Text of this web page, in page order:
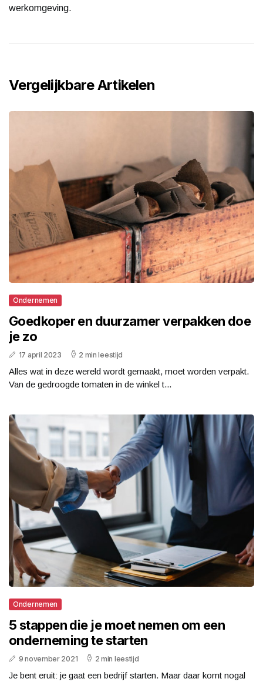
werkomgeving.
Vergelijkbare Artikelen
Ondernemen
Goedkoper en duurzamer verpakken doe
je zo
17 april 2023 2 min leestijd
Alles wat in deze wereld wordt gemaakt, moet worden verpakt.
Van de gedroogde tomaten in de winkel t...
Ondernemen
5 stappen die je moet nemen om een
onderneming te starten
9 november 2021 2 min leestijd
Je bent eruit: je gaat een bedrijf starten. Maar daar komt nogal